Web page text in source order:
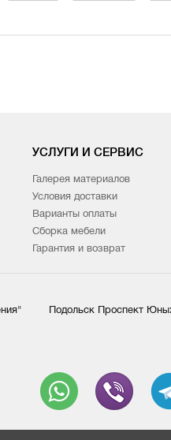
УСЛУГИ И СЕРВИС
Галерея материалов
Условия доставки
Варианты оплаты
Сборка мебели
Гарантия и возврат
Подольск Проспект